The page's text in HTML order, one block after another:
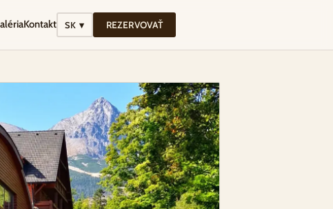
Kontakt SK ▾ REZERVOVAŤ